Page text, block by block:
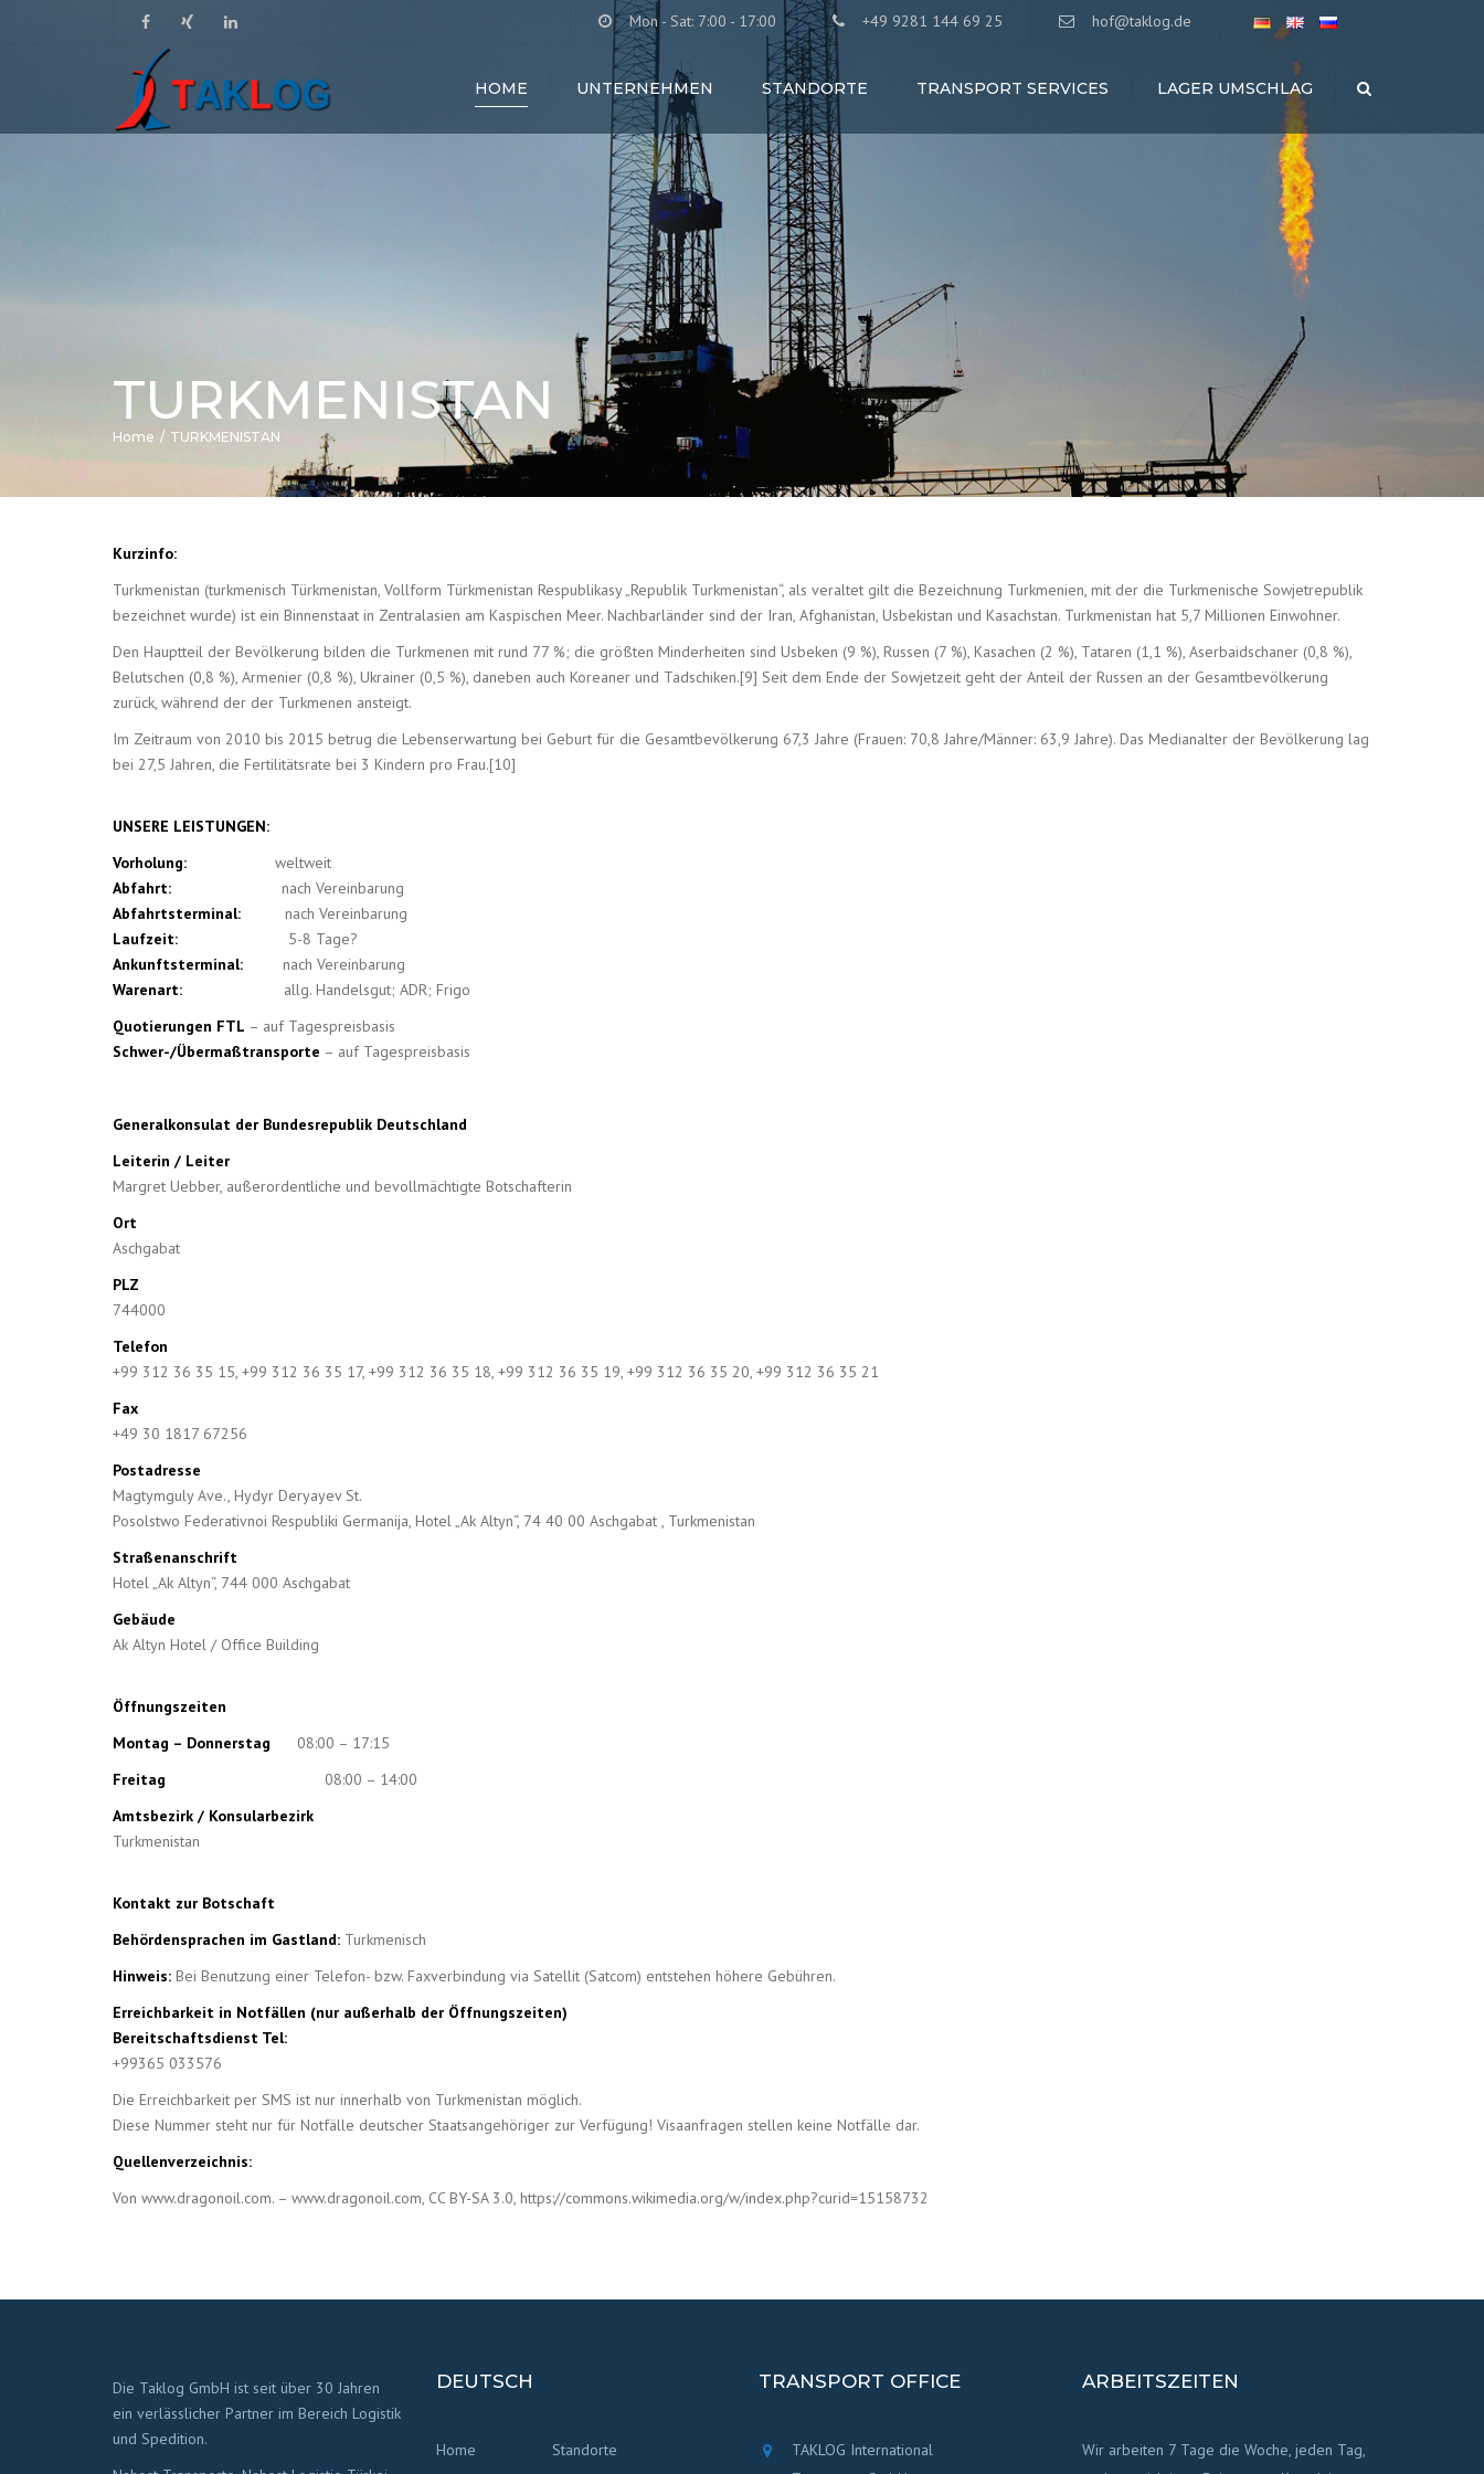
Mon - Sat: 7:00 - 17:00 +49 9281 144 69 25 hof@taklog.de
HOME UNTERNEHMEN STANDORTE TRANSPORT SERVICES LAGER UMSCHLAG
TURKMENISTAN
Home TURKMENISTAN
Kurzinfo:
Turkmenistan (turkmenisch Türkmenistan, Vollform Türkmenistan Respublikasy „Republik Turkmenistan“, als veraltet gilt die Bezeichnung Turkmenien, mit der die Turkmenische Sowjetrepublik
bezeichnet wurde) ist ein Binnenstaat in Zentralasien am Kaspischen Meer. Nachbarländer sind der Iran, Afghanistan, Usbekistan und Kasachstan. Turkmenistan hat 5,7 Millionen Einwohner.
Den Hauptteil der Bevölkerung bilden die Turkmenen mit rund 77 %; die größten Minderheiten sind Usbeken (9 %), Russen (7 %), Kasachen (2 %), Tataren (1,1 %), Aserbaidschaner (0,8 %),
Belutschen (0,8 %), Armenier (0,8 %), Ukrainer (0,5 %), daneben auch Koreaner und Tadschiken.[9] Seit dem Ende der Sowjetzeit geht der Anteil der Russen an der Gesamtbevölkerung
zurück, während der der Turkmenen ansteigt.
Im Zeitraum von 2010 bis 2015 betrug die Lebenserwartung bei Geburt für die Gesamtbevölkerung 67,3 Jahre (Frauen: 70,8 Jahre/Männer: 63,9 Jahre). Das Medianalter der Bevölkerung lag
bei 27,5 Jahren, die Fertilitätsrate bei 3 Kindern pro Frau.[10]
UNSERE LEISTUNGEN:
Vorholung: weltweit
Abfahrt: nach Vereinbarung
Abfahrtsterminal: nach Vereinbarung
Laufzeit: 5-8 Tage?
Ankunftsterminal: nach Vereinbarung
Warenart: allg. Handelsgut; ADR; Frigo
Quotierungen FTL – auf Tagespreisbasis
Schwer-/Übermaßtransporte – auf Tagespreisbasis
Generalkonsulat der Bundesrepublik Deutschland
Leiterin / Leiter
Margret Uebber, außerordentliche und bevollmächtigte Botschafterin
Ort
Aschgabat
PLZ
744000
Telefon
+99 312 36 35 15, +99 312 36 35 17, +99 312 36 35 18, +99 312 36 35 19, +99 312 36 35 20, +99 312 36 35 21
Fax
+49 30 1817 67256
Postadresse
Magtymguly Ave., Hydyr Deryayev St.
Posolstwo Federativnoi Respubliki Germanija, Hotel „Ak Altyn“, 74 40 00 Aschgabat , Turkmenistan
Straßenanschrift
Hotel „Ak Altyn“, 744 000 Aschgabat
Gebäude
Ak Altyn Hotel / Office Building
Öffnungszeiten
Montag – Donnerstag 08:00 – 17:15
Freitag 08:00 – 14:00
Amtsbezirk / Konsularbezirk
Turkmenistan
Kontakt zur Botschaft
Behördensprachen im Gastland: Turkmenisch
Hinweis: Bei Benutzung einer Telefon- bzw. Faxverbindung via Satellit (Satcom) entstehen höhere Gebühren.
Erreichbarkeit in Notfällen (nur außerhalb der Öffnungszeiten)
Bereitschaftsdienst Tel:
+99365 033576
Die Erreichbarkeit per SMS ist nur innerhalb von Turkmenistan möglich.
Diese Nummer steht nur für Notfälle deutscher Staatsangehöriger zur Verfügung! Visaanfragen stellen keine Notfälle dar.
Quellenverzeichnis:
Von www.dragonoil.com. – www.dragonoil.com, CC BY-SA 3.0, https://commons.wikimedia.org/w/index.php?curid=15158732
Die Taklog GmbH ist seit über 30 Jahren
ein verlässlicher Partner im Bereich Logistik
und Spedition.
DEUTSCH
Home Standorte
TRANSPORT OFFICE
TAKLOG International
ARBEITSZEITEN
Wir arbeiten 7 Tage die Woche, jeden Tag,